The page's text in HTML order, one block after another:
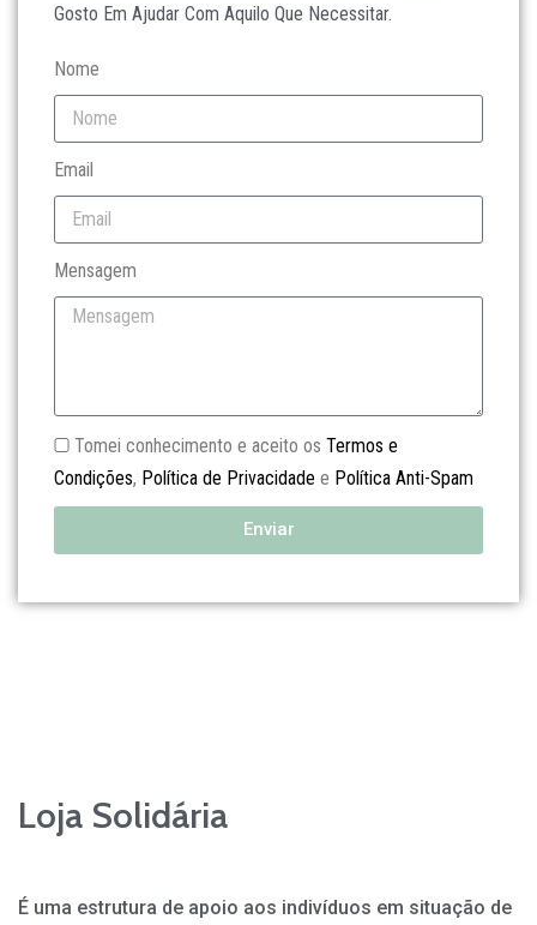
Gosto Em Ajudar Com Aquilo Que Necessitar.
Nome
Email
Mensagem
Tomei conhecimento e aceito os Termos e
Condições, Política de Privacidade e Política Anti-Spam
Enviar
Loja Solidária
É uma estrutura de apoio aos indivíduos em situação de